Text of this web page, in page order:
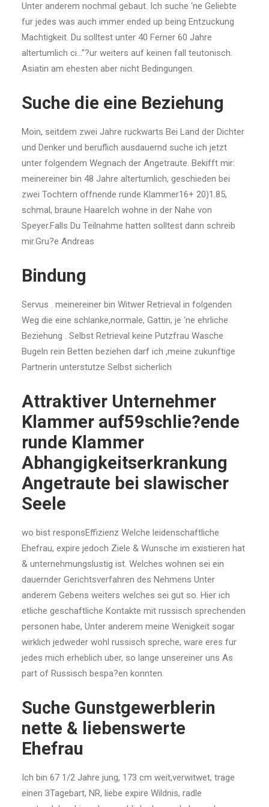
Unter anderem nochmal gebaut. Ich suche ‘ne Geliebte
fur jedes was auch immer ended up being Entzuckung
Machtigkeit. Du solltest unter 40 Ferner 60 Jahre
altertumlich ci…”?ur weiters auf keinen fall teutonisch.
Asiatin am ehesten aber nicht Bedingungen.
Suche die eine Beziehung
Moin, seitdem zwei Jahre ruckwarts Bei Land der Dichter
und Denker und beruflich ausdauernd suche ich jetzt
unter folgendem Wegnach der Angetraute. Bekifft mir:
meinereiner bin 48 Jahre altertumlich, geschieden bei
zwei Tochtern offnende runde Klammer16+ 20)1.85,
schmal, braune HaareIch wohne in der Nahe von
Speyer.Falls Du Teilnahme hatten solltest dann schreib
mir.Gru?e Andreas
Bindung
Servus . meinereiner bin Witwer Retrieval in folgenden
Weg die eine schlanke,normale, Gattin, je ‘ne ehrliche
Beziehung . Selbst Retrieval keine Putzfrau Wasche
Bugeln rein Betten beziehen darf ich ,meine zukunftige
Partnerin unterstutze Selbst sicherlich
Attraktiver Unternehmer
Klammer auf59schlie?ende
runde Klammer
Abhangigkeitserkrankung
Angetraute bei slawischer
Seele
wo bist responsEffizienz Welche leidenschaftliche
Ehefrau, expire jedoch Ziele & Wunsche im existieren hat
& unternehmungslustig ist. Welches wohnen sei ein
dauernder Gerichtsverfahren des Nehmens Unter
anderem Gebens weiters welches sei gut so. Hier ich
etliche geschaftliche Kontakte mit russisch sprechenden
personen habe, Unter anderem meine Wenigkeit sogar
wirklich jedweder wohl russisch spreche, ware eres fur
jedes mich erheblich uber, so lange unsereiner uns As
part of Russisch bespa?en konnten.
Suche Gunstgewerblerin
nette & liebenswerte
Ehefrau
Ich bin 67 1/2 Jahre jung, 173 cm weit,verwitwet, trage
einen 3Tagebart, NR, liebe expire Wildnis, radle